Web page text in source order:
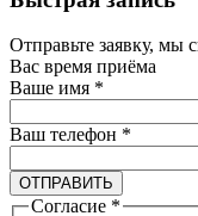
Отправьте заявку, мы
Вас время приёма
Ваше имя *
Ваш телефон *
ОТПРАВИТЬ
Согласие *